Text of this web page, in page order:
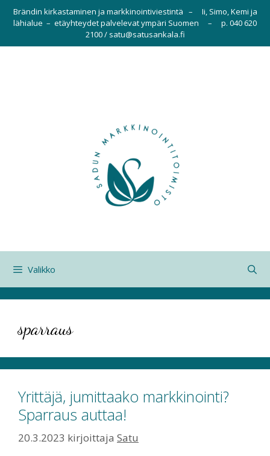
Siirry
sisältöön
Brändin kirkastaminen ja markkinointiviestintä – Ii, Simo, Kemi ja
lähialue – etäyhteydet palvelevat ympäri Suomen – p. 040 620
2100 / satu@satusankala.fi
Valikko
sparraus
Yrittäjä, jumittaako markkinointi?
Sparraus auttaa!
20.3.2023 kirjoittaja Satu